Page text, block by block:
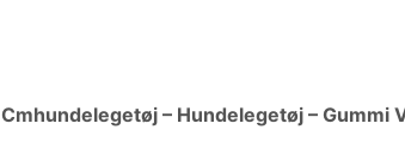
– Hundelegetøj – Gummi